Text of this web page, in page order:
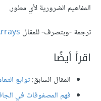
المفاهيم الضرورية لأي مطور.
ترجمة -وبتصرف- للمقال
اقرأ أيضًا
المقال السابق:توابع
فهم المصفوفات في